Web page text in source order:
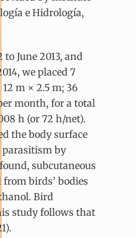
e Hidrología,
to June 2013, and
we placed 7
m × 2.5 m; 36
month, for a total
h (or 72 h/net).
the body surface
by
subcutaneous
from birds’ bodies
Bird
study follows that